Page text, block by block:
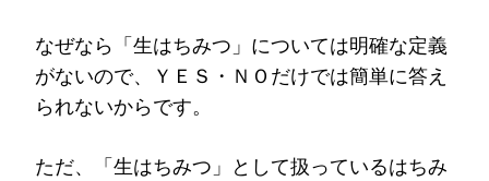
なぜなら「生はちみつ」については明確な定義
がないので、ＹＥＳ・ＮＯだけでは簡単に答え
られないからです。
ただ、「生はちみつ」として扱っているはちみ